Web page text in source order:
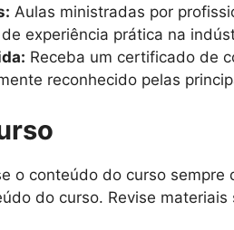
Aulas ministradas por
experiência prática na
Receba um certificado de
reconhecido pelas
o conteúdo do curso
do curso. Revise